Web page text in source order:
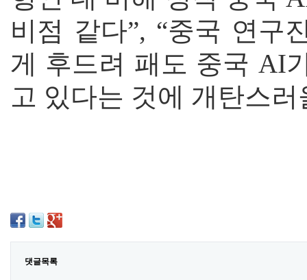
비점 같다”, “중국 연구
게 후드려 패도 중국 AI
고 있다는 것에 개탄스
댓글목록